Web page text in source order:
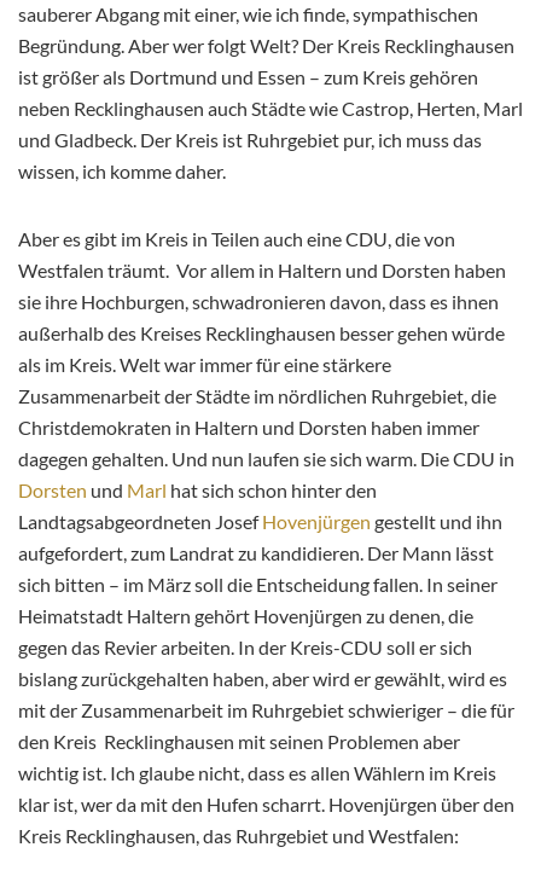
sauberer Abgang mit einer, wie ich finde, sympathischen
Begründung. Aber wer folgt Welt? Der Kreis Recklinghausen
ist größer als Dortmund und Essen – zum Kreis gehören
neben Recklinghausen auch Städte wie Castrop, Herten, Marl
und Gladbeck. Der Kreis ist Ruhrgebiet pur, ich muss das
wissen, ich komme daher.
Aber es gibt im Kreis in Teilen auch eine CDU, die von
Westfalen träumt. Vor allem in Haltern und Dorsten haben
sie ihre Hochburgen, schwadronieren davon, dass es ihnen
außerhalb des Kreises Recklinghausen besser gehen würde
als im Kreis. Welt war immer für eine stärkere
Zusammenarbeit der Städte im nördlichen Ruhrgebiet, die
Christdemokraten in Haltern und Dorsten haben immer
dagegen gehalten. Und nun laufen sie sich warm. Die CDU in
Dorsten und Marl hat sich schon hinter den
Landtagsabgeordneten JosefHovenjürgen gestellt und ihn
aufgefordert, zum Landrat zu kandidieren. Der Mann lässt
sich bitten – im März soll die Entscheidung fallen. In seiner
Heimatstadt Haltern gehört Hovenjürgen zu denen, die
gegen das Revier arbeiten. In der Kreis-CDU soll er sich
bislang zurückgehalten haben, aber wird er gewählt, wird es
mit der Zusammenarbeit im Ruhrgebiet schwieriger – die für
den Kreis Recklinghausen mit seinen Problemen aber
wichtig ist. Ich glaube nicht, dass es allen Wählern im Kreis
klar ist, wer da mit den Hufen scharrt. Hovenjürgen über den
Kreis Recklinghausen, das Ruhrgebiet und Westfalen: